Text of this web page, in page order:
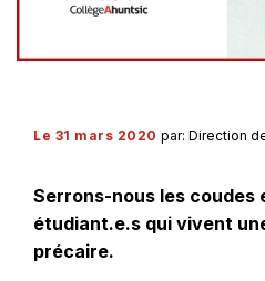
Le 31 mars 2020 par: Direction
Serrons-nous les coudes
étudiant.e.s qui vivent
précaire.